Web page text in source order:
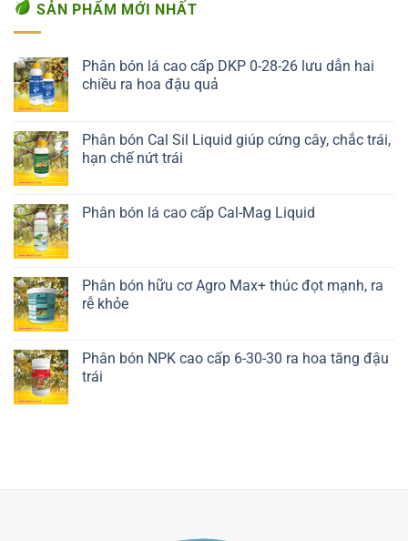
SẢN PHẨM MỚI NHẤT
Phân bón lá cao cấp DKP 0-28-26 lưu dẫn hai
chiều ra hoa đậu quả
Phân bón Cal Sil Liquid giúp cứng cây, chắc trái,
hạn chế nứt trái
Liên hệ ngay
Phân bón lá cao cấp Cal-Mag Liquid
Phân bón hữu cơ Agro Max+ thúc đọt mạnh, ra
rễ khỏe
Phân bón NPK cao cấp 6-30-30 ra hoa tăng đậu
trái